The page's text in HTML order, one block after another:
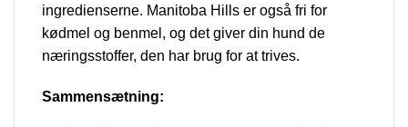
ingredienserne. Manitoba Hills er også fri for
kødmel og benmel, og det giver din hund de
næringsstoffer, den har brug for at trives.
Sammensætning: